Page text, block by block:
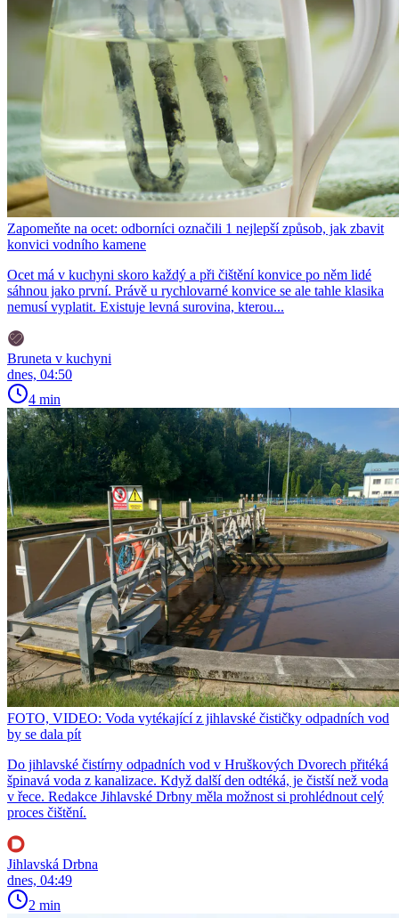
Zapomeňte na ocet: odborníci označili 1 nejlepší způsob, jak zbavit
konvici vodního kamene
Ocet má v kuchyni skoro každý a při čištění konvice po něm lidé
sáhnou jako první. Právě u rychlovarné konvice se ale tahle klasika
nemusí vyplatit. Existuje levná surovina, kterou...
Bruneta v kuchyni
dnes, 04:50
4 min
FOTO, VIDEO: Voda vytékající z jihlavské čističky odpadních vod
by se dala pít
Do jihlavské čistírny odpadních vod v Hruškových Dvorech přitéká
špinavá voda z kanalizace. Když další den odtéká, je čistší než voda
v řece. Redakce Jihlavské Drbny měla možnost si prohlédnout celý
proces čištění.
Jihlavská Drbna
dnes, 04:49
2 min